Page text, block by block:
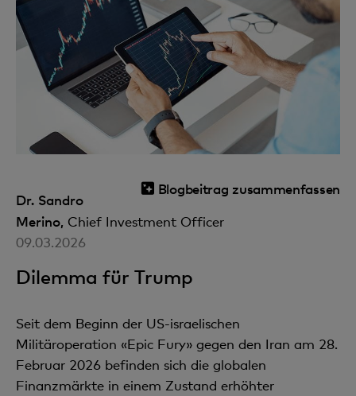
Blogbeitrag zusammenfassen
Dr. Sandro
Merino, Chief Investment Officer
09.03.2026
Dilemma für Trump
Seit dem Beginn der US-israelischen
Militäroperation «Epic Fury» gegen den Iran am 28.
Februar 2026 befinden sich die globalen
Finanzmärkte in einem Zustand erhöhter